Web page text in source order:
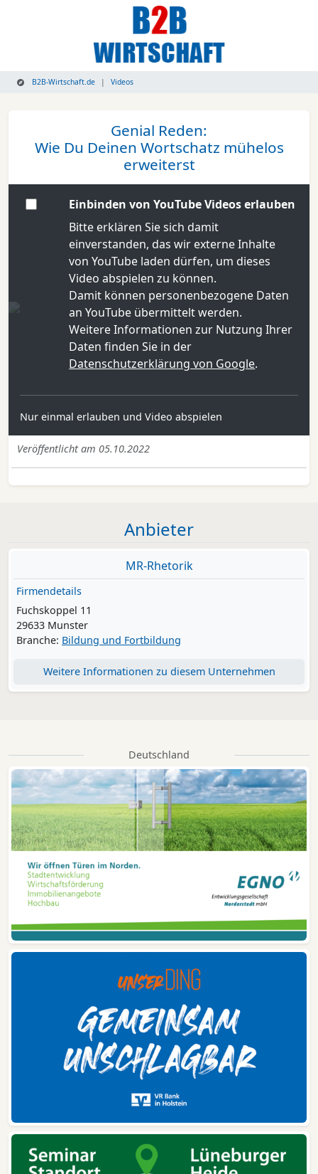
B2B-Wirtschaft.de Videos
Genial Reden:
Wie Du Deinen Wortschatz mühelos
erweiterst
Einbinden von YouTube Videos erlauben
Bitte erklären Sie sich damit
einverstanden, das wir externe Inhalte
von YouTube laden dürfen, um dieses
Video abspielen zu können.
Damit können personenbezogene Daten
an YouTube übermittelt werden.
Weitere Informationen zur Nutzung Ihrer
Daten finden Sie in der
Datenschutzerklärung von Google.
Nur einmal erlauben und Video abspielen
Veröffentlicht am 05.10.2022
Anbieter
MR-Rhetorik
Firmendetails
Fuchskoppel 11
29633 Munster
Branche: Bildung und Fortbildung
Weitere Informationen zu diesem Unternehmen
Deutschland